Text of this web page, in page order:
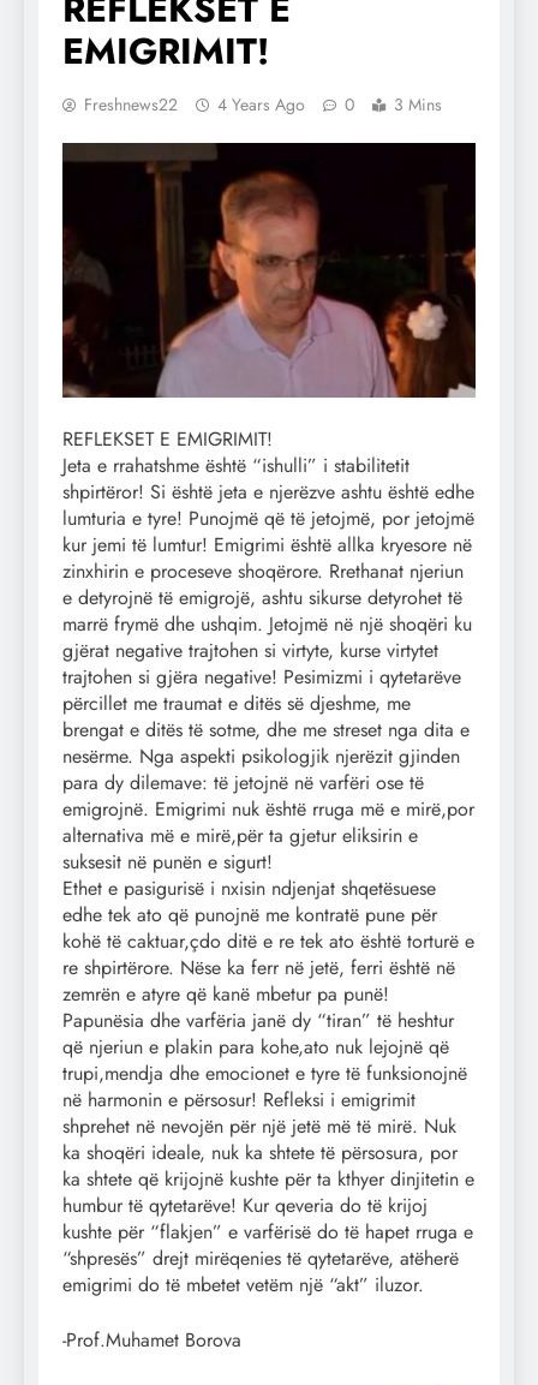
EMIGRIMIT!
Freshnews22 4 Years Ago 0 3 Mins
REFLEKSET E EMIGRIMIT!
Jeta e rrahatshme është “ishulli” i stabilitetit
shpirtëror! Si është jeta e njerëzve ashtu është edhe
lumturia e tyre! Punojmë që të jetojmë, por jetojmë
kur jemi të lumtur! Emigrimi është allka kryesore në
zinxhirin e proceseve shoqërore. Rrethanat njeriun
e detyrojnë të emigrojë, ashtu sikurse detyrohet të
marrë frymë dhe ushqim. Jetojmë në një shoqëri ku
gjërat negative trajtohen si virtyte, kurse virtytet
trajtohen si gjëra negative! Pesimizmi i qytetarëve
përcillet me traumat e ditës së djeshme, me
brengat e ditës të sotme, dhe me streset nga dita e
nesërme. Nga aspekti psikologjik njerëzit gjinden
para dy dilemave: të jetojnë në varfëri ose të
emigrojnë. Emigrimi nuk është rruga më e mirë,por
alternativa më e mirë,për ta gjetur eliksirin e
suksesit në punën e sigurt!
Ethet e pasigurisë i nxisin ndjenjat shqetësuese
edhe tek ato që punojnë me kontratë pune për
kohë të caktuar,çdo ditë e re tek ato është torturë e
re shpirtërore. Nëse ka ferr në jetë, ferri është në
zemrën e atyre që kanë mbetur pa punë!
Papunësia dhe varfëria janë dy “tiran” të heshtur
që njeriun e plakin para kohe,ato nuk lejojnë që
trupi,mendja dhe emocionet e tyre të funksionojnë
në harmonin e përsosur! Refleksi i emigrimit
shprehet në nevojën për një jetë më të mirë. Nuk
ka shoqëri ideale, nuk ka shtete të përsosura, por
ka shtete që krijojnë kushte për ta kthyer dinjitetin e
humbur të qytetarëve! Kur qeveria do të krijoj
kushte për “flakjen” e varfërisë do të hapet rruga e
“shpresës” drejt mirëqenies të qytetarëve, atëherë
emigrimi do të mbetet vetëm një “akt” iluzor.
-Prof.Muhamet Borova